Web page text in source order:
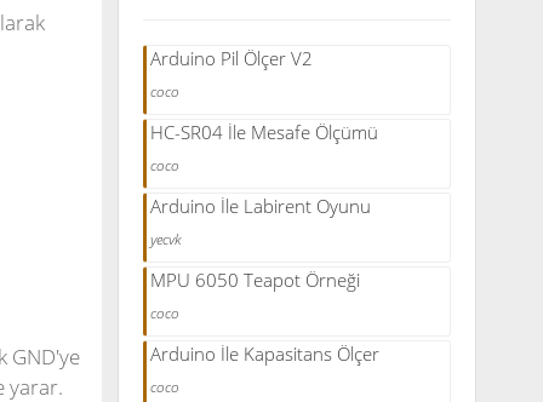
GND'ye
yarar.
Arduino Pil Ölçer V2
coco
HC-SR04 İle Mesafe Ölçümü
coco
Arduino İle Labirent Oyunu
yecvk
MPU 6050 Teapot Örneği
coco
Arduino İle Kapasitans Ölçer
coco